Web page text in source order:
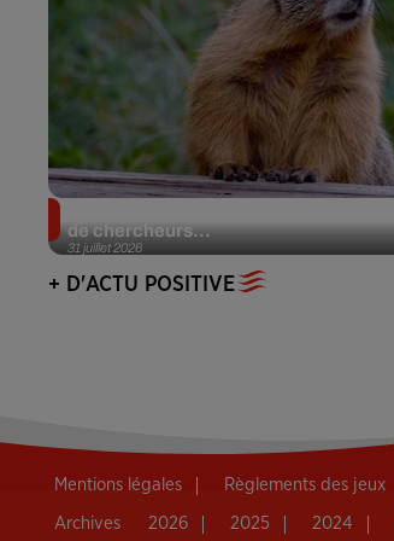
31 juillet 2026
de chercheurs...
+ D'ACTU POSITIVE
Mentions légales Règlements des jeux
Archives 2026 2025 2024